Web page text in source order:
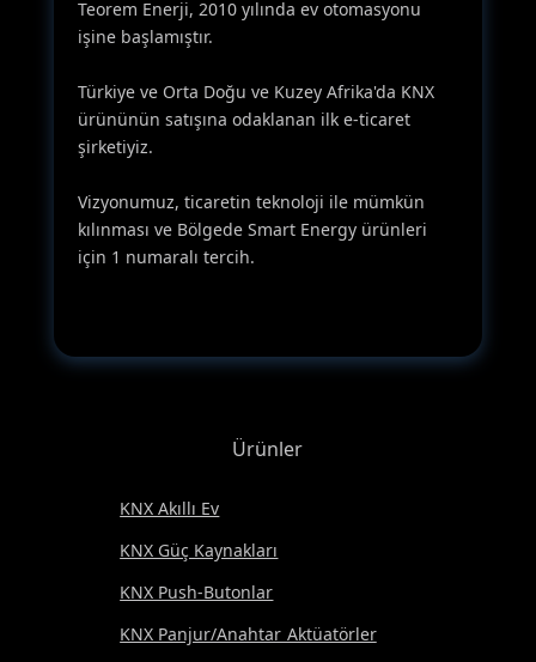
Teorem Enerji, 2010 yılında ev otomasyonu
işine başlamıştır.
Türkiye ve Orta Doğu ve Kuzey Afrika'da KNX
ürününün satışına odaklanan ilk e-ticaret
şirketiyiz.
Vizyonumuz, ticaretin teknoloji ile mümkün
kılınması ve Bölgede Smart Energy ürünleri
için 1 numaralı tercih.
Ürünler
KNX Akıllı Ev
KNX Güç Kaynakları
KNX Push-Butonlar
KNX Panjur/Anahtar Aktüatörler